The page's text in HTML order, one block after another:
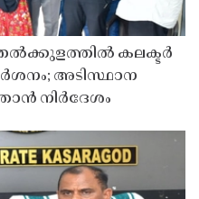
കലക്ടർ
അടിസ്ഥാന
നിർദേശം